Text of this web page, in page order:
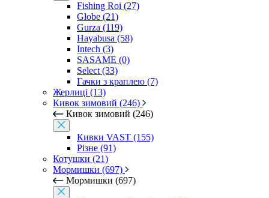
Fishing Roi (27)
Globe (21)
Gurza (119)
Hayabusa (58)
Intech (3)
SASAME (0)
Select (33)
Гачки з краплею (7)
Жерлиці (13)
Кивок зимовий (246)
Кивок зимовий (246)
Кивки VAST (155)
Різне (91)
Котушки (21)
Мормишки (697)
Мормишки (697)